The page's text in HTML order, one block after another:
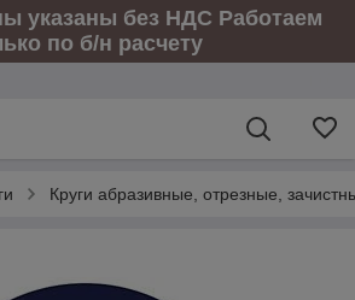
указаны без НДС Работаем
по б/н расчету
Круги абразивные, отрезные,